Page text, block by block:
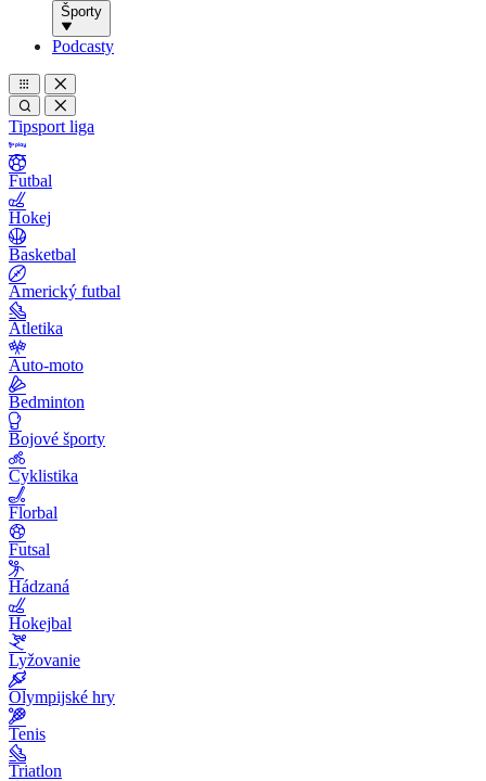
Športy
Podcasty
Tipsport liga
Futbal
Hokej
Basketbal
Americký futbal
Atletika
Auto-moto
Bedminton
Bojové športy
Cyklistika
Florbal
Futsal
Hádzaná
Hokejbal
Lyžovanie
Olympijské hry
Tenis
Triatlon